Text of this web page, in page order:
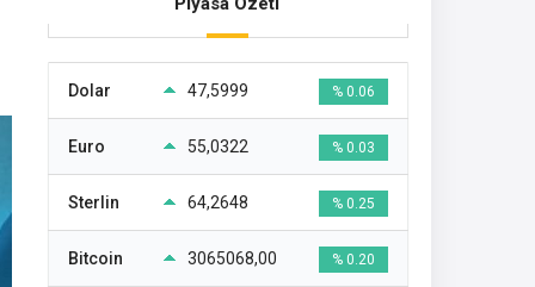
Dolar 47,5999 % 0.06
Euro 55,0322 % 0.03
Sterlin 64,2648 % 0.25
Bitcoin 3065068,00 % 0.20